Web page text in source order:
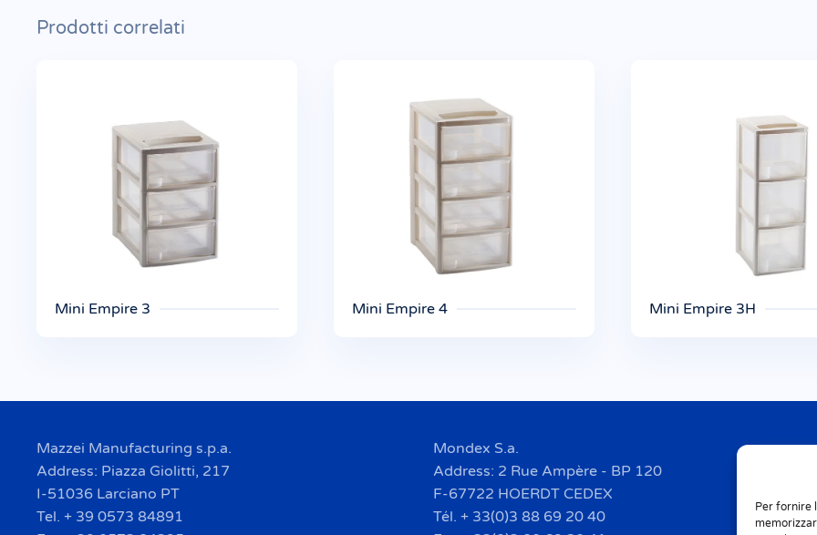
Per fornire
Prodotti correlati
Mini Empire 3 Mini Empire 4 Mini Empire 3H
Mazzei Manufacturing s.p.a.
Address: Piazza Giolitti, 217
I-51036 Larciano PT
Tel. + 39 0573 84891
Mondex S.a.
Address: 2 Rue Ampère - BP 120
F-67722 HOERDT CEDEX
Tél. + 33(0)3 88 69 20 40